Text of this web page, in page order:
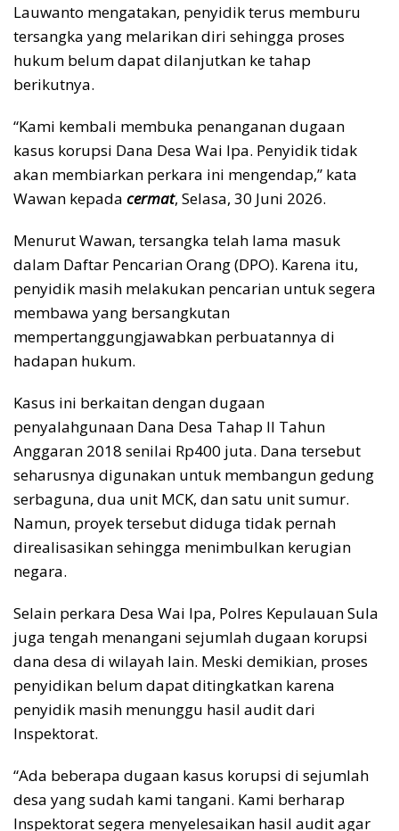
Lauwanto mengatakan, penyidik terus memburu
tersangka yang melarikan diri sehingga proses
hukum belum dapat dilanjutkan ke tahap
berikutnya.
“Kami kembali membuka penanganan dugaan
kasus korupsi Dana Desa Wai Ipa. Penyidik tidak
akan membiarkan perkara ini mengendap,” kata
Wawan kepada cermat, Selasa, 30 Juni 2026.
Menurut Wawan, tersangka telah lama masuk
dalam Daftar Pencarian Orang (DPO). Karena itu,
penyidik masih melakukan pencarian untuk segera
membawa yang bersangkutan
mempertanggungjawabkan perbuatannya di
hadapan hukum.
Kasus ini berkaitan dengan dugaan
penyalahgunaan Dana Desa Tahap II Tahun
Anggaran 2018 senilai Rp400 juta. Dana tersebut
seharusnya digunakan untuk membangun gedung
serbaguna, dua unit MCK, dan satu unit sumur.
Namun, proyek tersebut diduga tidak pernah
direalisasikan sehingga menimbulkan kerugian
negara.
Selain perkara Desa Wai Ipa, Polres Kepulauan Sula
juga tengah menangani sejumlah dugaan korupsi
dana desa di wilayah lain. Meski demikian, proses
penyidikan belum dapat ditingkatkan karena
penyidik masih menunggu hasil audit dari
Inspektorat.
“Ada beberapa dugaan kasus korupsi di sejumlah
desa yang sudah kami tangani. Kami berharap
Inspektorat segera menyelesaikan hasil audit agar